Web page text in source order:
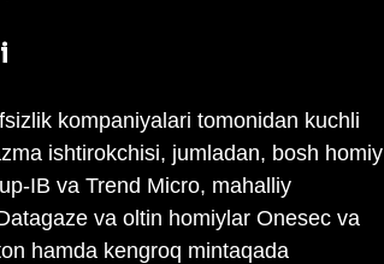
kompaniyalari tomonidan kuchli
ishtirokchisi, jumladan, bosh homiy
IB va Trend Micro, mahalliy
va oltin homiylar Onesec va
hamda kengroq mintaqada